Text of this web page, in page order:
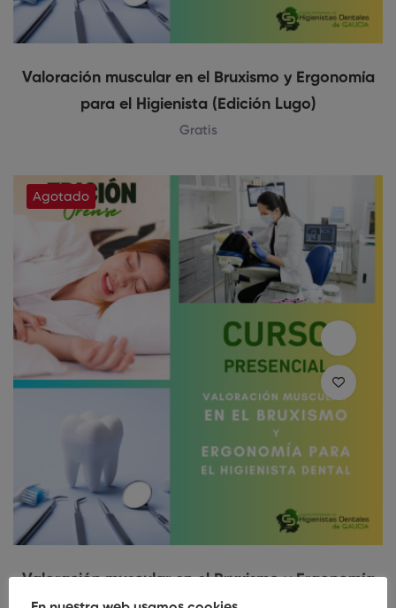
Valoración muscular en el Bruxismo y Ergonomía
para el Higienista (Edición Lugo)
Gratis
Agotado
Valoración muscular en el Bruxismo y Ergonomía